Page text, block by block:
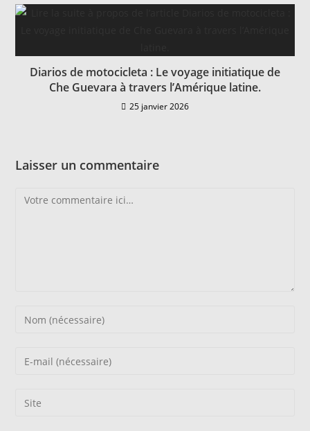
Diarios de motocicleta : Le voyage initiatique de
Che Guevara à travers l’Amérique latine.
25 janvier 2026
Laisser un commentaire
Comment
Enter
Enter
address
Saisir